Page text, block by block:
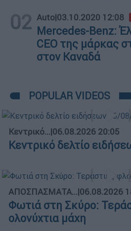
02 Auto|03.10.2020 12:08
Mercedes-Benz:
CEO της μάρκας
στον Καναδά
POPULAR VIDEOS
Κεντρικό...|06.08.2026 20:05
Κεντρικό δελτίο
ΑΠΟΣΠΑΣΜΑΤΑ...|06.08.2026
Φωτιά στη Σκύρο:
ολονύχτια μάχη